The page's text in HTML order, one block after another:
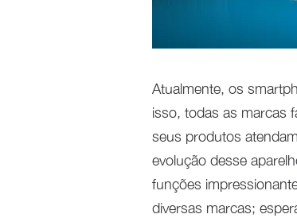
Atualmente, os
isso, todas as marcas
seus produtos
evolução desse
funções
diversas marcas;